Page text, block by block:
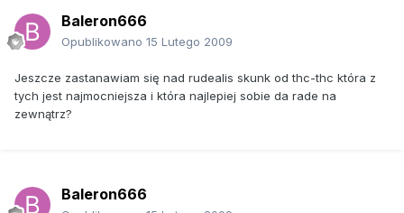
Baleron666
Opublikowano 15 Lutego 2009
Jeszcze zastanawiam się nad rudealis skunk od thc-thc która z
tych jest najmocniejsza i która najlepiej sobie da rade na
zewnątrz?
Baleron666